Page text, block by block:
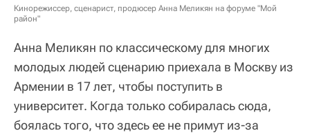
Кинорежиссер, сценарист, продюсер Анна Меликян на форуме "Мой
район"
Анна Меликян по классическому для многих
молодых людей сценарию приехала в Москву из
Армении в 17 лет, чтобы поступить в
университет. Когда только собиралась сюда,
боялась того, что здесь ее не примут из-за